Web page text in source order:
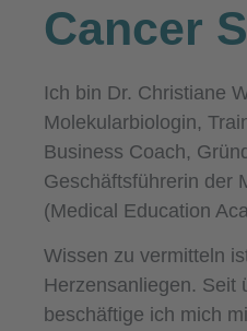
Cancer
Ich bin Dr. Christiane
Molekularbiologin,
Business Coach,
Geschäftsführerin der
(Medical Education
Wissen zu vermitteln
Herzensanliegen. Seit
beschäftige ich mich